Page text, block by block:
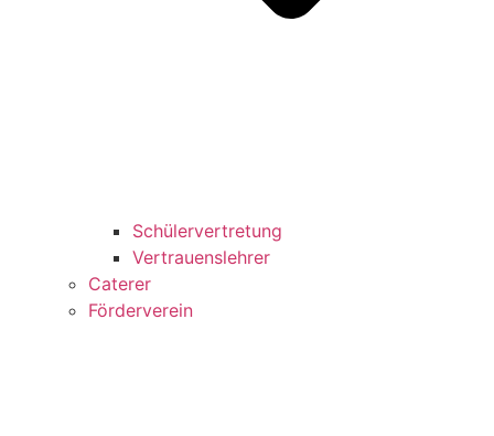
Schülervertretung
Vertrauenslehrer
Caterer
Förderverein